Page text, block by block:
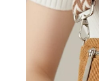
et réparer les
de confidentialité.